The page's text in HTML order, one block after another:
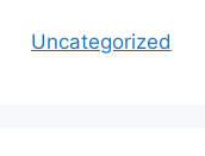
Uncategorized